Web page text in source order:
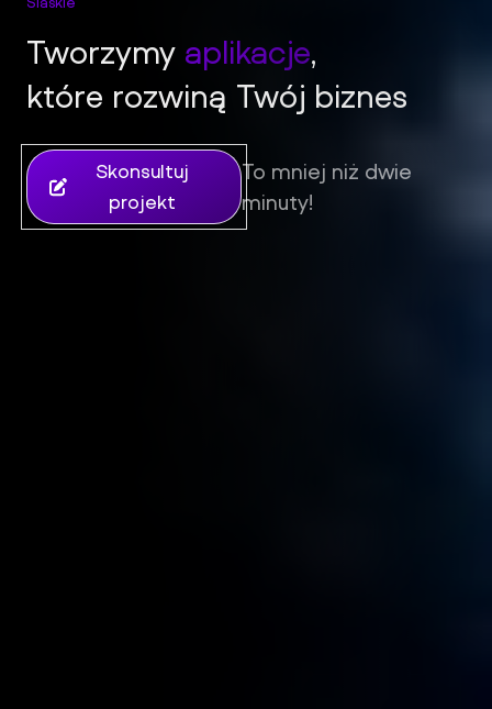
iFil Group - Tworzenie stron internetowych, sklepów i
Tworzymy aplikacje,
które rozwiną Twój biznes
Skonsultuj
projekt
To mniej niż dwie
minuty!